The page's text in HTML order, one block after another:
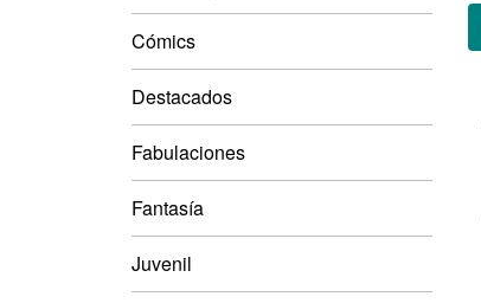
Cómics
Destacados
Fabulaciones
Fantasía
Juvenil